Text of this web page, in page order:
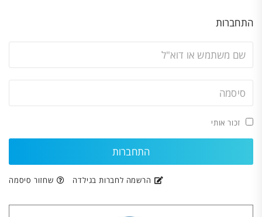
התחברות
זכור אותי
הרשמה לחברות בגילדה שחזור סיסמה